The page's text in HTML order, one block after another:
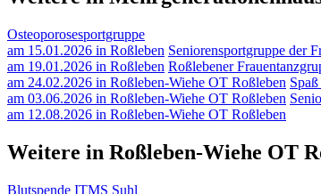
Osteoporosesportgruppe
am 15.01.2026 in Roßleben Seniorensportgruppe der
am 19.01.2026 in Roßleben Roßlebener
am 24.02.2026 in Roßleben-Wiehe OT Roßleben
am 03.06.2026 in Roßleben-Wiehe OT Roßleben
am 12.08.2026 in Roßleben-Wiehe OT Roßleben
Weitere in Roßleben-Wiehe OT
Blutspende ITMS Suhl